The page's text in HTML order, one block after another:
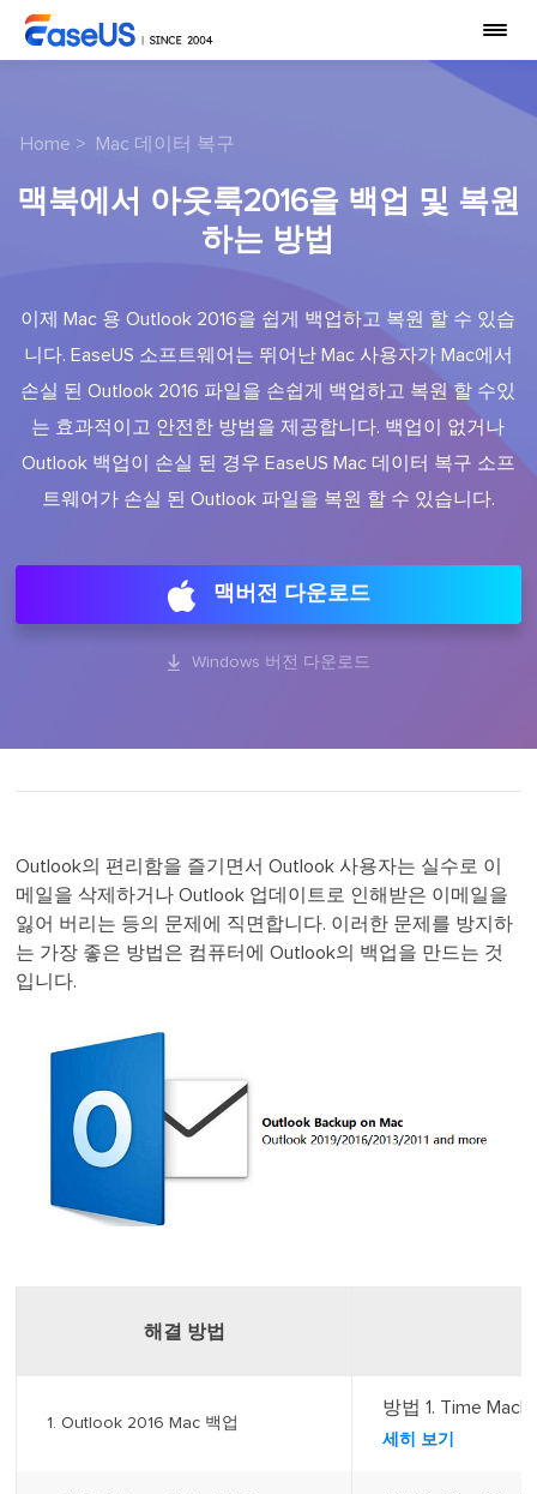
Home > Mac 데이터 복구
맥북에서 아웃룩2016을 백업 및 복원
하는 방법
이제 Mac 용 Outlook 2016을 쉽게 백업하고 복원 할 수 있습
니다. EaseUS 소프트웨어는 뛰어난 Mac 사용자가 Mac에서
손실 된 Outlook 2016 파일을 손쉽게 백업하고 복원 할 수있
는 효과적이고 안전한 방법을 제공합니다. 백업이 없거나
Outlook 백업이 손실 된 경우 EaseUS Mac 데이터 복구 소프
트웨어가 손실 된 Outlook 파일을 복원 할 수 있습니다.
맥버전 다운로드
 Windows 버전 다운로드
Outlook의 편리함을 즐기면서 Outlook 사용자는 실수로 이
메일을 삭제하거나 Outlook 업데이트로 인해받은 이메일을
잃어 버리는 등의 문제에 직면합니다. 이러한 문제를 방지하
는 가장 좋은 방법은 컴퓨터에 Outlook의 백업을 만드는 것
입니다.
해결 방법
1. Outlook 2016 Mac 백업
방법 1. Time
세히 보기